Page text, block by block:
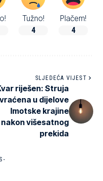
Tužno!
4
Plačem!
4
SLJEDEĆA VIJEST
riješen: Struja
vraćena u dijelove
Imotske krajine
nakon višesatnog
prekida
-